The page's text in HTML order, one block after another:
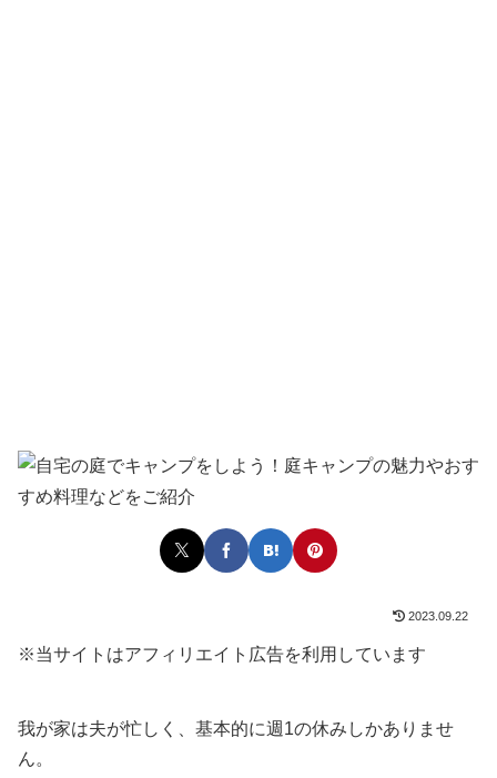
2023.09.22
※当サイトはアフィリエイト広告を利用しています
我が家は夫が忙しく、基本的に週1の休みしかありませ
ん。